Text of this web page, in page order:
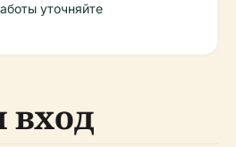
уточняйте
вход